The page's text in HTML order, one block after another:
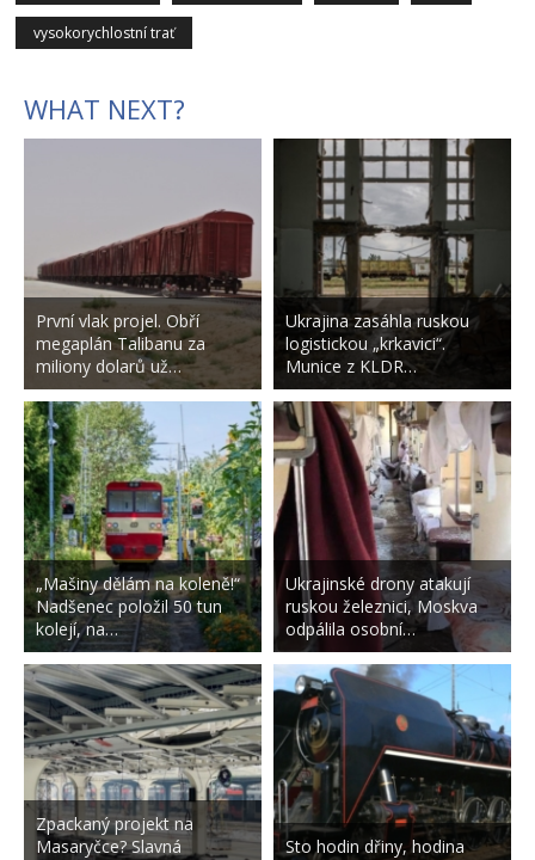
vysokorychlostní trať
WHAT NEXT?
První vlak projel. Obří
megaplán Talibanu za
miliony dolarů už…
„Mašiny dělám na koleně!“
Nadšenec položil 50 tun
kolejí, na…
Zpackaný projekt na
Masaryčce? Slavná
Ukrajina zasáhla ruskou
logistickou „krkavici“.
Munice z KLDR…
Ukrajinské drony atakují
ruskou železnici, Moskva
odpálila osobní…
Sto hodin dřiny, hodina